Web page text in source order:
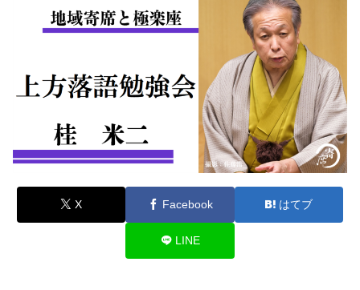
X Facebook はてブ
LINE